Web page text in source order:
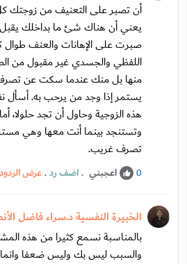
يعني أن هناك شئ ما بداخلك يقبل
صبرت على الإهانات والعنف
اللفظي والجسدي غير مقبول من
منها بل منك عندما سكت عن
يستمر إذا وجد من يرحب به.
هذه الزوجية وحاول أن تجد حلولا،
وتستنجد بينما أنت معها وهي
تصرف غريب.
0 اعجبني .اضف رد.عرض الردود
الخبيرة النفسية د.سراء فاضل
بالمناسبة نسمع كثيرا من هذه
والسبب ليس بك وليس ضعفا